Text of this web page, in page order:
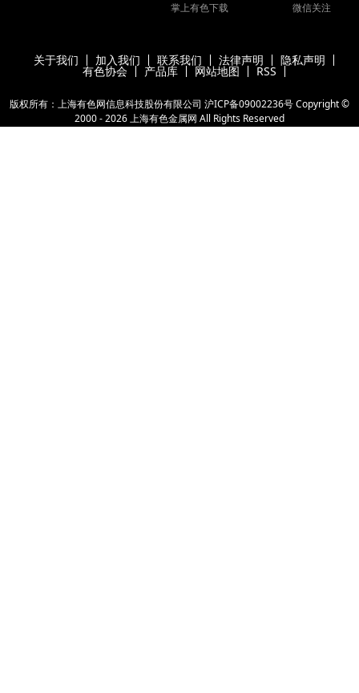
掌上有色下载 微信关注
关于我们 加入我们 联系我们 法律声明 隐私声明
有色协会 产品库 网站地图 RSS
版权所有：上海有色网信息科技股份有限公司 沪ICP备09002236号Copyright ©
2000 -2026上海有色金属网 All Rights Reserved